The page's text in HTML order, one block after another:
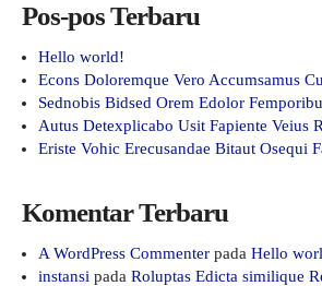
Pos-pos Terbaru
Hello world!
Econs Doloremque Vero Accumsamus
Sednobis Bidsed Orem Edolor
Autus Detexplicabo Usit Fapiente Veius
Eriste Vohic Erecusandae Bitaut Osequi
Komentar Terbaru
A WordPress Commenter pada Hello
instansi pada Roluptas Edicta similique